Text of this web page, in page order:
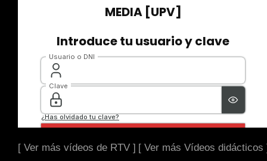
[ Ver más vídeos de RTV ] [ Ver más Vídeos didácticos